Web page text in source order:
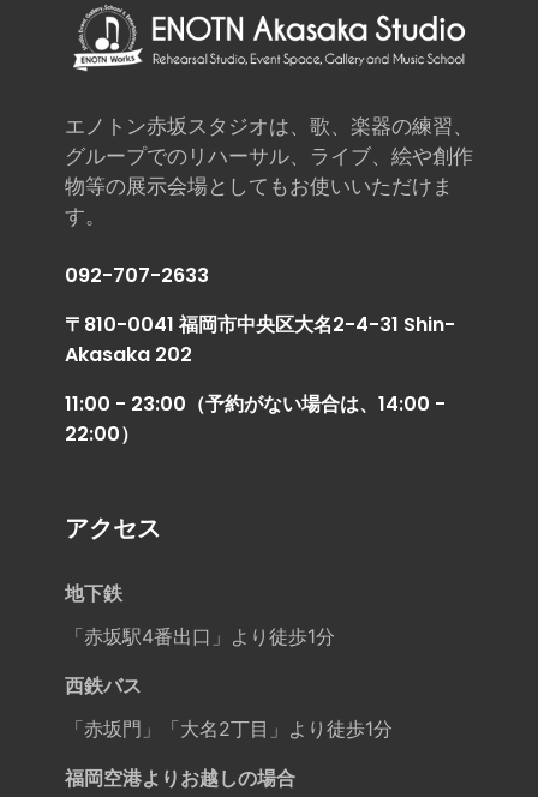
エノトン赤坂スタジオは、歌、楽器の練習、
グループでのリハーサル、ライブ、絵や創作
物等の展示会場としてもお使いいただけま
す。
092-707-2633
〒810-0041 福岡市中央区大名2-4-31 Shin-
Akasaka 202
11:00 - 23:00（予約がない場合は、14:00 -
22:00）
アクセス
地下鉄
「赤坂駅4番出口」より徒歩1分
西鉄バス
「赤坂門」「大名2丁目」より徒歩1分
福岡空港よりお越しの場合